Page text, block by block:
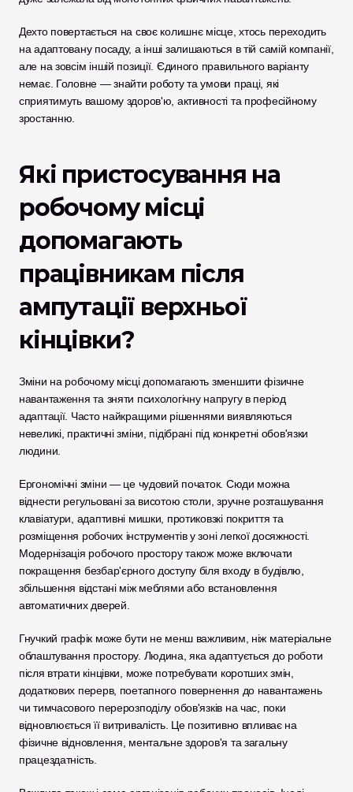
Дехто повертається на своє колишнє місце, хтось переходить
на адаптовану посаду, а інші залишаються в тій самій компанії,
але на зовсім іншій позиції. Єдиного правильного варіанту
немає. Головне — знайти роботу та умови праці, які
сприятимуть вашому здоров'ю, активності та професійному
зростанню.
Які пристосування на
робочому місці
допомагають
працівникам після
ампутації верхньої
кінцівки?
Зміни на робочому місці допомагають зменшити фізичне
навантаження та зняти психологічну напругу в період
адаптації. Часто найкращими рішеннями виявляються
невеликі, практичні зміни, підібрані під конкретні обов'язки
людини.
Ергономічні зміни — це чудовий початок. Сюди можна
віднести регульовані за висотою столи, зручне розташування
клавіатури, адаптивні мишки, протиковзкі покриття та
розміщення робочих інструментів у зоні легкої досяжності.
Модернізація робочого простору також може включати
покращення безбар'єрного доступу біля входу в будівлю,
збільшення відстані між меблями або встановлення
автоматичних дверей.
Гнучкий графік може бути не менш важливим, ніж матеріальне
облаштування простору. Людина, яка адаптується до роботи
після втрати кінцівки, може потребувати коротших змін,
додаткових перерв, поетапного повернення до навантажень
чи тимчасового перерозподілу обов'язків на час, поки
відновлюється її витривалість. Це позитивно впливає на
фізичне відновлення, ментальне здоров'я та загальну
працездатність.